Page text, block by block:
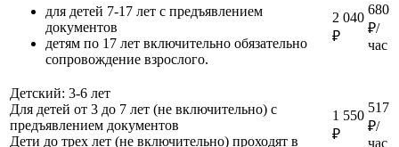
для детей 7-17 лет с предъявлением
документов
детям по 17 лет включительно обязательно
сопровождение взрослого.
2 040
₽
680
₽/
час
Детский: 3-6 лет
Для детей от 3 до 7 лет (не включительно) с
предъявлением документов
Дети до трех лет (не включительно) проходят в
1 550
₽
517
₽/
час